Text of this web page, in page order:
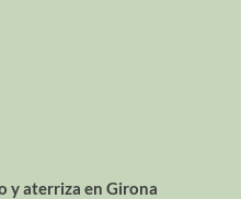
y aterriza en Girona